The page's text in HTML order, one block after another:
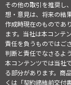
その他の取引を推奨し
想・意見は、将来の結
作成時現在のものであ
ます。当社は本コンテ
責任を負うものではご
判断と責任でなさるよ
本コンテンツでは当社
る部分があります。商
くは「契約締結前交付